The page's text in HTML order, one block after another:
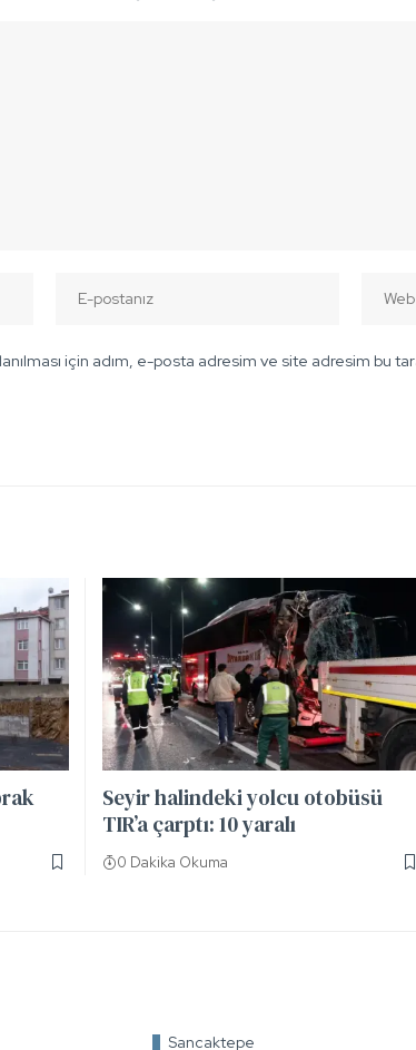
için adım, e-posta adresim ve site adresim bu
Seyir halindeki yolcu otobüsü
TIR’a çarptı: 10 yaralı
0 Dakika Okuma
Sancaktepe